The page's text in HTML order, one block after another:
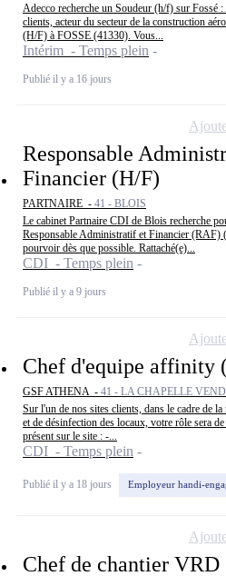
Adecco recherche un Soudeur (h/f) sur Fossé
clients, acteur du secteur de la construction
(H/F) à FOSSE (41330). Vous...
Intérim - Temps plein
Publié il y a 16 jours
Responsable
Financier (H/F)
PARTNAIRE - 41 - BLOIS
Le cabinet Partnaire CDI de Blois recherche
Responsable Administratif et Financier (RAF)
pourvoir dès que possible. Rattaché(e)...
CDI - Temps plein
Publié il y a 9 jours
Chef d'equipe affinity
GSF ATHENA - 41 - LA CHAPELLE
Sur l'un de nos sites clients, dans le cadre de
et de désinfection des locaux, votre rôle sera
présent sur le site : -...
CDI - Temps plein
Publié il y a 18 jours Employeur handi-
Chef de chantier VRD